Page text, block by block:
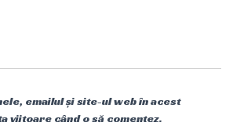
emailul și site-ul web în acest
viitoare când o să comentez.